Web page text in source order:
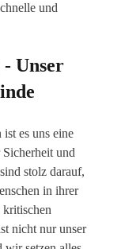
und
Unser
es uns eine
und
stolz darauf,
in ihrer
nicht nur unser